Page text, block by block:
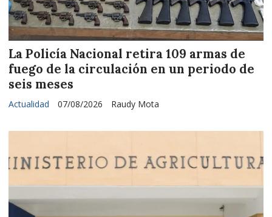
La Policía Nacional retira 109 armas de
fuego de la circulación en un periodo de
seis meses
Raudy Mota
Actualidad 07/08/2026